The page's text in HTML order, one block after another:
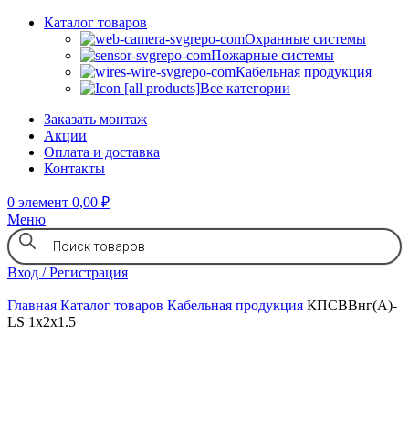
Каталог товаров
Охранные системы
Пожарные системы
Кабельная продукция
Все категории
Заказать монтаж
Акции
Оплата и доставка
Контакты
0 элемент 0,00 ₽
Меню
Вход / Регистрация
Главная Каталог товаров Кабельная продукция КПСВВнг(А)-
LS 1х2х1.5